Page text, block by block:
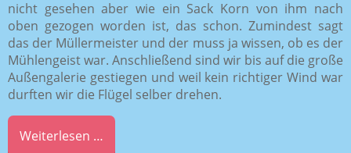
nicht gesehen aber wie ein Sack Korn von ihm nach
oben gezogen worden ist, das schon. Zumindest sagt
das der Müllermeister und der muss ja wissen, ob es der
Mühlengeist war. Anschließend sind wir bis auf die große
Außengalerie gestiegen und weil kein richtiger Wind war
durften wir die Flügel selber drehen.
Weiterlesen …